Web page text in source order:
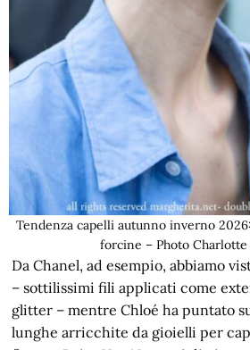
Tendenza capelli autunno inverno
forcine – Photo Charlotte
Da Chanel, ad esempio, abbiamo
– sottilissimi fili applicati come
glitter – mentre Chloé ha puntato
lunghe arricchite da gioielli per